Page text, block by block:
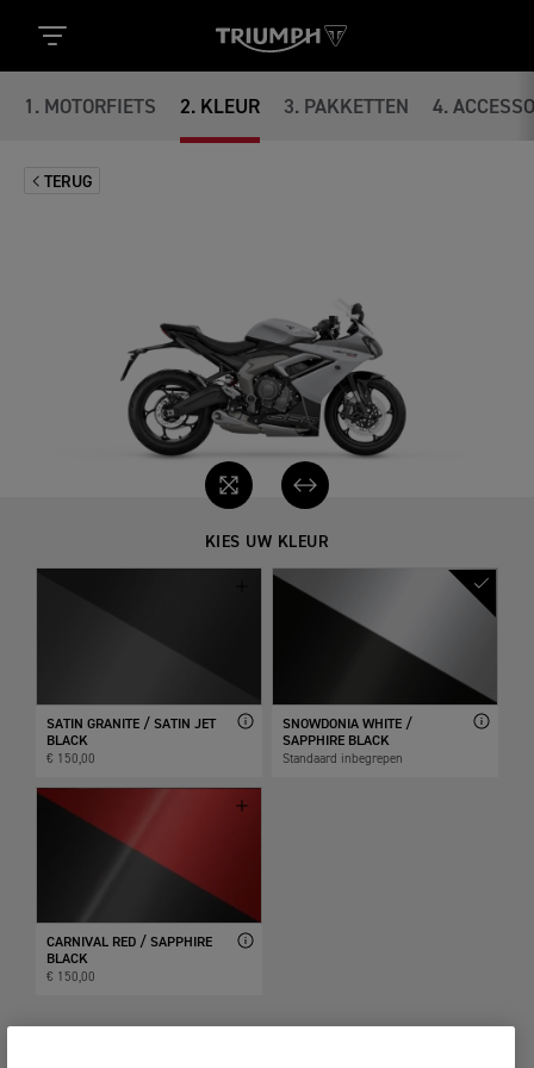
1 . MOTORFIETS 2. KLEUR 3. PAKKETTEN 4.
TERUG
KIES UW KLEUR
SATIN GRANITE / SATIN JET
BLACK
€ 150,00
SNOWDONIA WHITE /
SAPPHIRE BLACK
Standaard inbegrepen
CARNIVAL RED / SAPPHIRE
BLACK
€ 150,00